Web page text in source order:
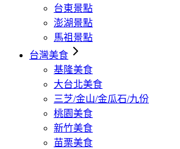
台東景點
澎湖景點
馬祖景點
台灣美食
基隆美食
大台北美食
三芝/金山/金瓜石/九份
桃園美食
新竹美食
苗栗美食